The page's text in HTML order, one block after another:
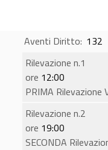
Aventi Diritto: 132
Rilevazione n.1
ore 12:00
PRIMA
Rilevazione n.2
ore 19:00
SECONDA